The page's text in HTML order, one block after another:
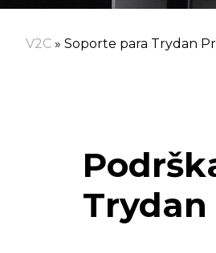
V2C » Soporte para Trydan
Trydan